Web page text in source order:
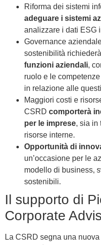
Riforma dei sistemi
adeguare i sistemi
analizzare i dati ESG
Governance
sostenibilità richiederà
funzioni aziendali,
ruolo e le
in relazione alle
Maggiori costi e
CSRD comporterà
per le imprese, sia in
risorse interne.
Opportunità di
un’occasione per le
modello di business,
sostenibili.
Il supporto di
Corporate
La CSRD segna una